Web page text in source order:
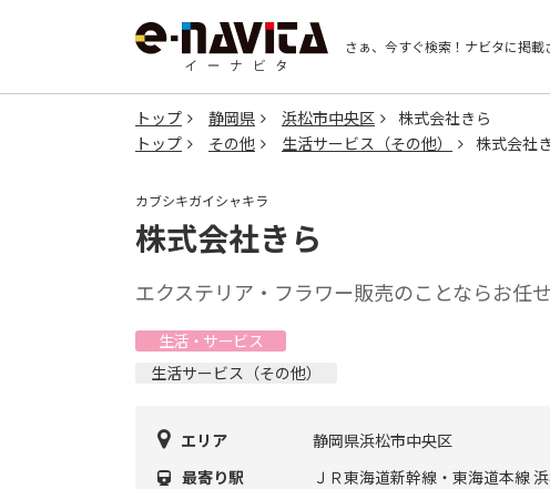
さぁ、今すぐ検索！ ナビタに掲載
トップ 静岡県 浜松市中央区
株式会社きら
トップ
その他 生活サービス（その他） 株式会社
カブシキガイシャキラ
株式会社きら
エクステリア・フラワー販売のことならお任
生活・サービス
生活サービス（その他）
エリア
静岡県浜松市中央区
最寄り駅
ＪＲ東海道新幹線・東海道本線